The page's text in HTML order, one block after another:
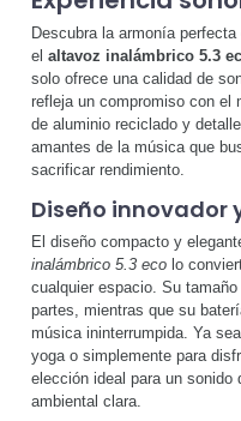
Descubra la armonía
el altavoz inalámbrico 5.3
solo ofrece una calidad de
refleja un compromiso con el
de aluminio reciclado y
amantes de la música que
sacrificar rendimiento.
Diseño innovador
El diseño compacto y
inalámbrico 5.3 eco lo
cualquier espacio. Su
partes, mientras que su
música ininterrumpida. Ya
yoga o simplemente para
elección ideal para un
ambiental clara.